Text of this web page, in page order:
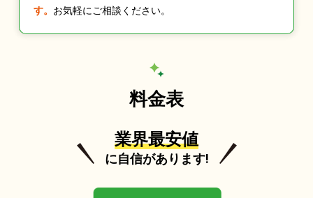
す。 お気軽にご相談ください。
料金表
業界最安値
に自信があります!